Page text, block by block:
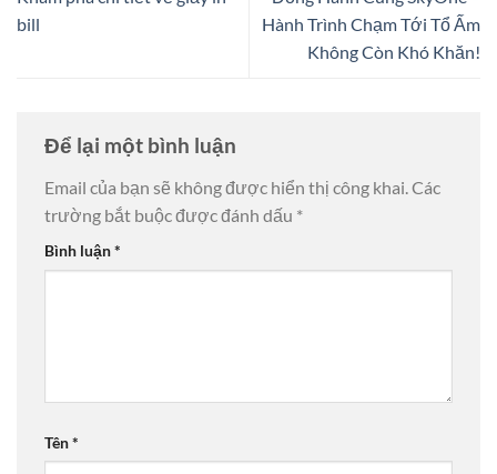
bill
Hành Trình Chạm Tới Tổ Ấm
Không Còn Khó Khăn!
Để lại một bình luận
Email của bạn sẽ không được hiển thị công khai. Các
trường bắt buộc được đánh dấu *
Bình luận*
Tên*